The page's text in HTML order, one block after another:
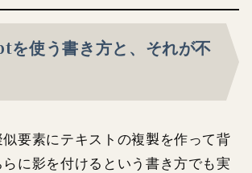
使う書き方と、それが不
要素にテキストの複製を作って背
に影を付けるという書き方でも実